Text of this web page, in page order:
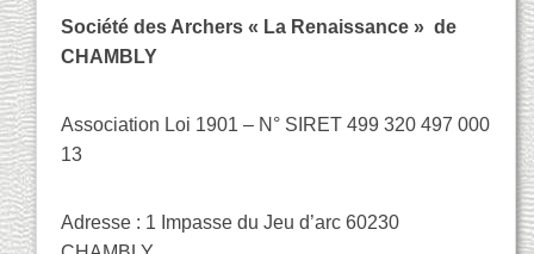
Société des Archers « La Renaissance » de
CHAMBLY
Association Loi 1901 – N° SIRET 499 320 497 000
13
Adresse : 1 Impasse du Jeu d’arc 60230